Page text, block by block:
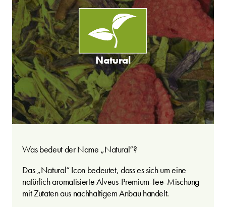
Natural
Was bedeut der Name „Natural“?
Das „Natural“ Icon bedeutet, dass es sich um eine
natürlich aromatisierte Alveus-Premium-Tee-Mischung
mit Zutaten aus nachhaltigem Anbau handelt.